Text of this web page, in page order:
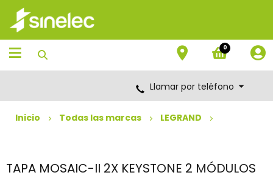
Saltar
contenido
Saltar
menú
de
navegación
0
Llamar por teléfono
Inicio Todas las marcas LEGRAND
TAPA MOSAIC-II 2X KEYSTONE 2 MÓDULOS